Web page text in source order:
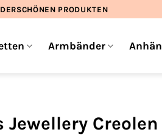
PRODUKTEN
Armbänder
Creolen